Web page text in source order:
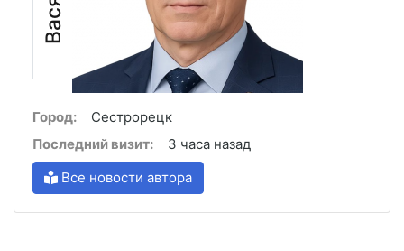
Город:
Сестрорецк
Последний визит:
3 часа назад
Все новости автора